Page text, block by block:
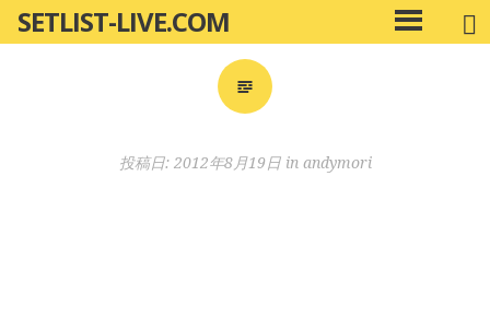
ン
SETLIST-LIVE.COM
メ
イ
投稿日: 2012年8月19日in andymori